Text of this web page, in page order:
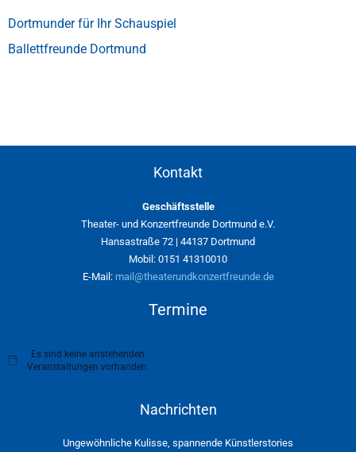
Dortmunder für Ihr Schauspiel
Ballettfreunde Dortmund
Kontakt
Geschäftsstelle
Theater- und Konzertfreunde Dortmund e.V.
Hansastraße 72 | 44137 Dortmund
Mobil: 0151 41310010
E-Mail: mail@theaterundkonzertfreunde.de
Termine
H
Es sind keine anstehenden
Veranstaltungen vorhanden.
Nachrichten
Ungewöhnliche Kulisse, spannende Künstlerstories